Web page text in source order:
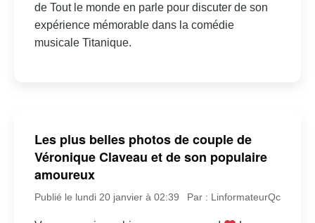
de Tout le monde en parle pour discuter de son
expérience mémorable dans la comédie
musicale Titanique.
Les plus belles photos de couple de
Véronique Claveau et de son populaire
amoureux
Publié le lundi 20 janvier à 02:39 Par : LinformateurQc